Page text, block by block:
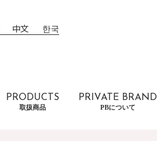
中文 한국
PRODUCTS
取扱商品
PRIVATE BRAND
PBについて